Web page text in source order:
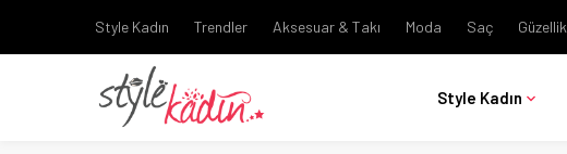
Style Kadın Trendler Aksesuar & Takı Moda Saç Güzellik
Style Kadın